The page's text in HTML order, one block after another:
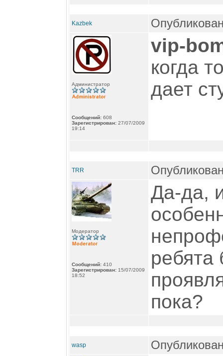
Kazbek
Администратор
Сообщений: 608
Зарегистрирован: 27/07/2009
19:14
vip-
когда
дает
TRR
Модератор
Сообщений: 410
Зарегистрирован: 15/07/2009
18:52
Да-да,
ребята
пока?
wasp